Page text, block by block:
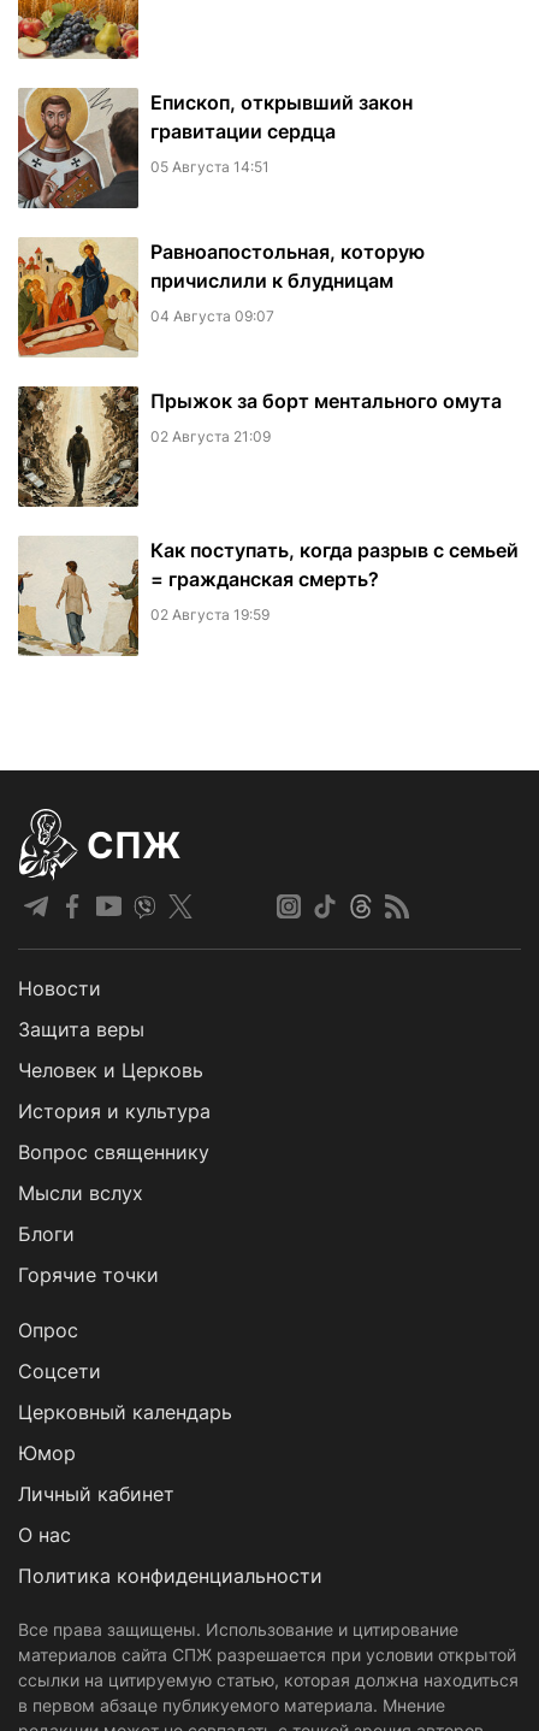
Епископ, открывший закон
гравитации сердца
05 Августа 14:51
Равноапостольная, которую
причислили к блудницам
04 Августа 09:07
​Прыжок за борт ментального омута
02 Августа 21:09
Как поступать, когда разрыв с семьей
= гражданская смерть?
02 Августа 19:59
СПЖ
Новости
Защита веры
Человек и Церковь
История и культура
Вопрос священнику
Мысли вслух
Блоги
Горячие точки
Опрос
Cоцсети
Церковный календарь
Юмор
Личный кабинет
О нас
Политика конфиденциальности
Все права защищены. Использование и цитирование
материалов сайта СПЖ разрешается при условии открытой
ссылки на цитируемую статью, которая должна находиться
в первом абзаце публикуемого материала. Мнение